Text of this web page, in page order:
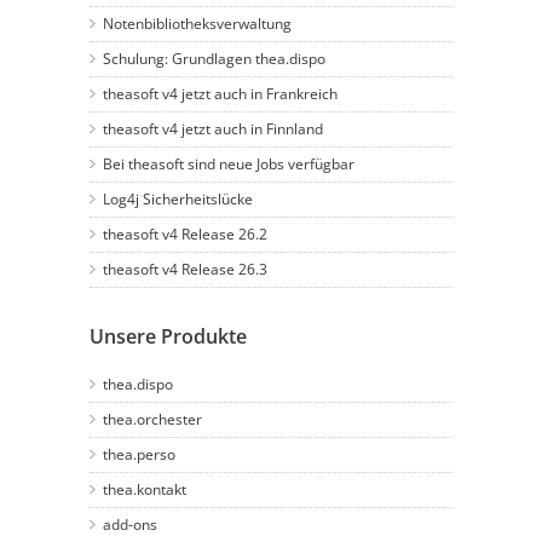
Notenbibliotheksverwaltung
Schulung: Grundlagen thea.dispo
theasoft v4 jetzt auch in Frankreich
theasoft v4 jetzt auch in Finnland
Bei theasoft sind neue Jobs verfügbar
Log4j Sicherheitslücke
theasoft v4 Release 26.2
theasoft v4 Release 26.3
Unsere Produkte
thea.dispo
thea.orchester
thea.perso
thea.kontakt
add-ons